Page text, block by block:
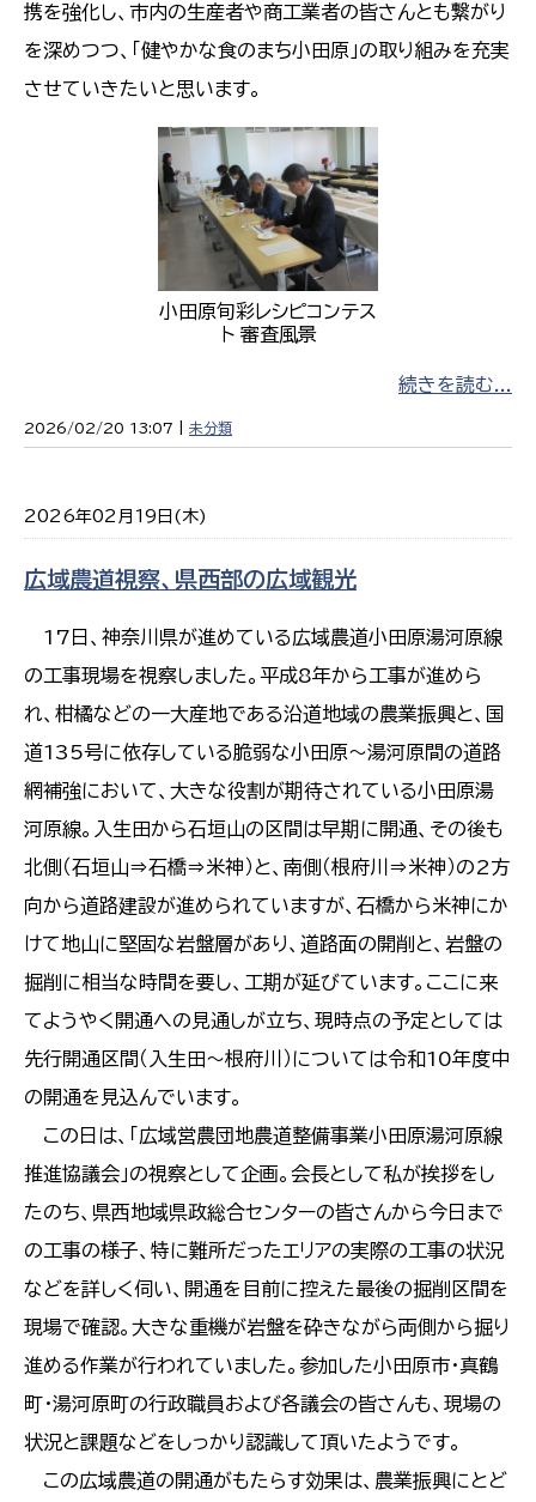
携を強化し、市内の生産者や商工業者の皆さんとも繋がり
を深めつつ、「健やかな食のまち小田原」の取り組みを充実
させていきたいと思います。
小田原旬彩レシピコンテス
ト 審査風景
続きを読む...
2026/02/20 13:07 | 未分類
2026年02月19日(木)
広域農道視察、県西部の広域観光
17日、神奈川県が進めている広域農道小田原湯河原線
の工事現場を視察しました。平成8年から工事が進めら
れ、柑橘などの一大産地である沿道地域の農業振興と、国
道135号に依存している脆弱な小田原～湯河原間の道路
網補強において、大きな役割が期待されている小田原湯
河原線。入生田から石垣山の区間は早期に開通、その後も
北側（石垣山⇒石橋⇒米神）と、南側（根府川⇒米神）の2方
向から道路建設が進められていますが、石橋から米神にか
けて地山に堅固な岩盤層があり、道路面の開削と、岩盤の
掘削に相当な時間を要し、工期が延びています。ここに来
てようやく開通への見通しが立ち、現時点の予定としては
先行開通区間（入生田～根府川）については令和10年度中
の開通を見込んでいます。
この日は、「広域営農団地農道整備事業小田原湯河原線
推進協議会」の視察として企画。会長として私が挨拶をし
たのち、県西地域県政総合センターの皆さんから今日まで
の工事の様子、特に難所だったエリアの実際の工事の状況
などを詳しく伺い、開通を目前に控えた最後の掘削区間を
現場で確認。大きな重機が岩盤を砕きながら両側から掘り
進める作業が行われていました。参加した小田原市・真鶴
町・湯河原町の行政職員および各議会の皆さんも、現場の
状況と課題などをしっかり認識して頂いたようです。
この広域農道の開通がもたらす効果は、農業振興にとど